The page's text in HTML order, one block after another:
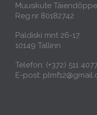
Muusikute
Reg.nr 80182742
Paldiski mnt 26-17,
10149 Tallinn
Telefon: (+372) 511
E-post: